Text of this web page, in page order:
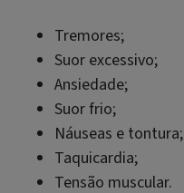
Tremores;
Suor excessivo;
Ansiedade;
Suor frio;
Náuseas e tontura;
Taquicardia;
Tensão muscular.